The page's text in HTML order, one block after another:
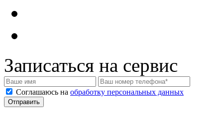
Записаться на сервис
Соглашаюсь на обработку персональных данных